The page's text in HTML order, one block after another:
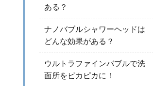
ある？
ナノバブルシャワーヘッドは
どんな効果がある？
ウルトラファインバブルで洗
面所をピカピカに！